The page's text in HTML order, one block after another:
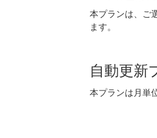
本プランは、ご
ます。
自動更新
本プランは月単